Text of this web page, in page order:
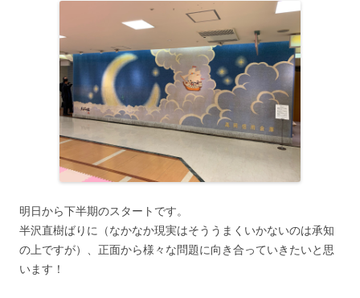
明日から下半期のスタートです。
半沢直樹ばりに（なかなか現実はそううまくいかないのは承知
の上ですが）、正面から様々な問題に向き合っていきたいと思
います！